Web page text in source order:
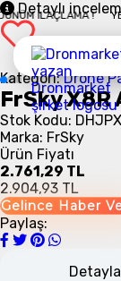
İLAÇLAMA !
Sepet Detayı
Detaylı
Kategori:Drone
FrSky X8R
Stok Kodu:
Marka: FrSky
Ürün Fiyatı
2.761,29 TL
2.904,93 TL
Gelince Haber
Paylaş:
aynı